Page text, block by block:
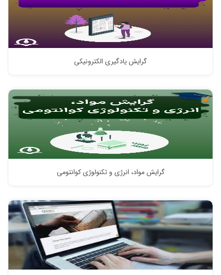
گرایش یادگیری الکترونیکی
گرایش مواد، انرژی و تکنولوژی کوانتومی